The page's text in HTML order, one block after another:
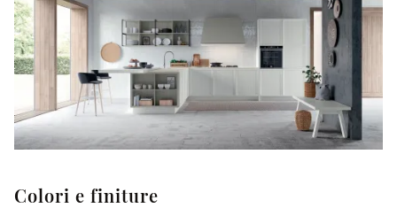
Colori e finiture